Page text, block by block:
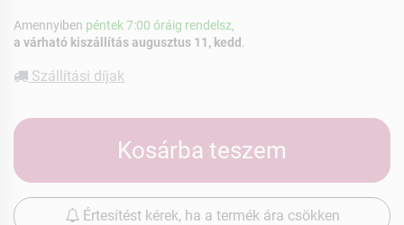
Amennyiben péntek 7:00 óráig rendelsz,
a várható kiszállítás augusztus 11, kedd
Szállítási díjak
Kosárba teszem
Értesítést kérek, ha a termék ára csökken